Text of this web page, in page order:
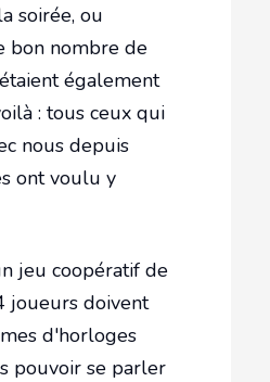
soirée, ou
bon nombre de
également
: tous ceux qui
nous depuis
ont voulu y
jeu coopératif de
joueurs doivent
d'horloges
pouvoir se parler